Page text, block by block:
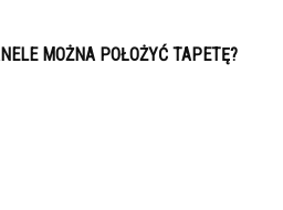
MOŻNA POŁOŻYĆ TAPETĘ?